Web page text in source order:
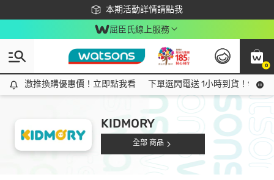
本期活動詳情請點我
下載app最高回饋$350
屈臣氏線上服務
0
激推換購優惠價！立即點我看
激推換購優惠價！立即點我看 下單選閃電送 1小時到貨！領神
KIDMORY
全部 商品